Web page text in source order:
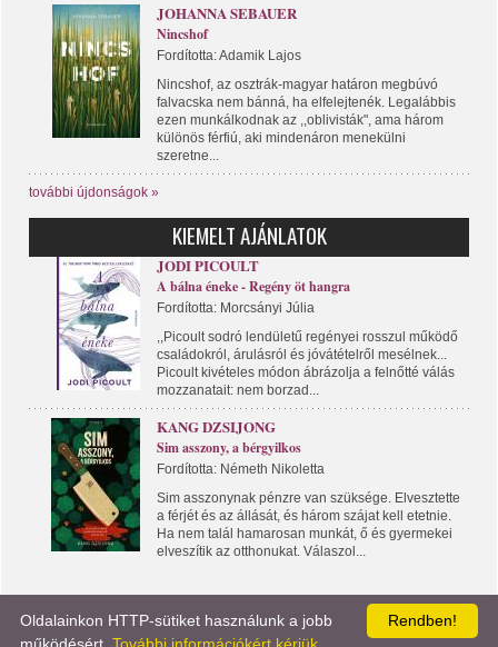
JOHANNA SEBAUER
Nincshof
Fordította: Adamik Lajos
Nincshof, az osztrák-magyar határon megbúvó
falvacska nem bánná, ha elfelejtenék. Legalábbis
ezen munkálkodnak az ,,oblivisták", ama három
különös férfiú, aki mindenáron menekülni
szeretne...
további újdonságok »
KIEMELT AJÁNLATOK
JODI PICOULT
A bálna éneke - Regény öt hangra
Fordította: Morcsányi Júlia
,,Picoult sodró lendületű regényei rosszul működő
családokról, árulásról és jóvátételről mesélnek...
Picoult kivételes módon ábrázolja a felnőtté válás
mozzanatait: nem borzad...
KANG DZSIJONG
Sim asszony, a bérgyilkos
Fordította: Németh Nikoletta
Sim asszonynak pénzre van szüksége. Elvesztette
a férjét és az állását, és három szájat kell etetnie.
Ha nem talál hamarosan munkát, ő és gyermekei
elveszítik az otthonukat. Válaszol...
KÖNYVPORTÁL LÍRA KÖNYV KAPCSOLAT
Rendben!
Oldalainkon HTTP-sütiket használunk a jobb